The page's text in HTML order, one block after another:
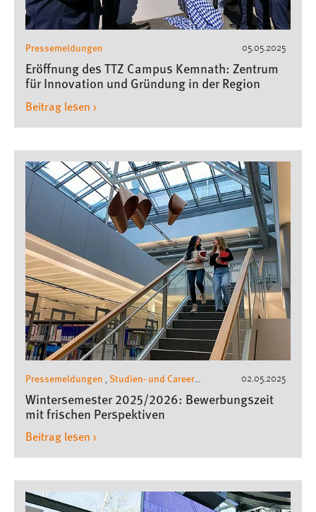
05.05.2025
Pressemeldungen
Eröffnung des TTZ Campus Kemnath: Zentrum
für Innovation und Gründung in der Region
Beitrag lesen ›
02.05.2025
Pressemeldungen Studien- und Career
Service
Wintersemester 2025/2026: Bewerbungszeit
mit frischen Perspektiven
Beitrag lesen ›